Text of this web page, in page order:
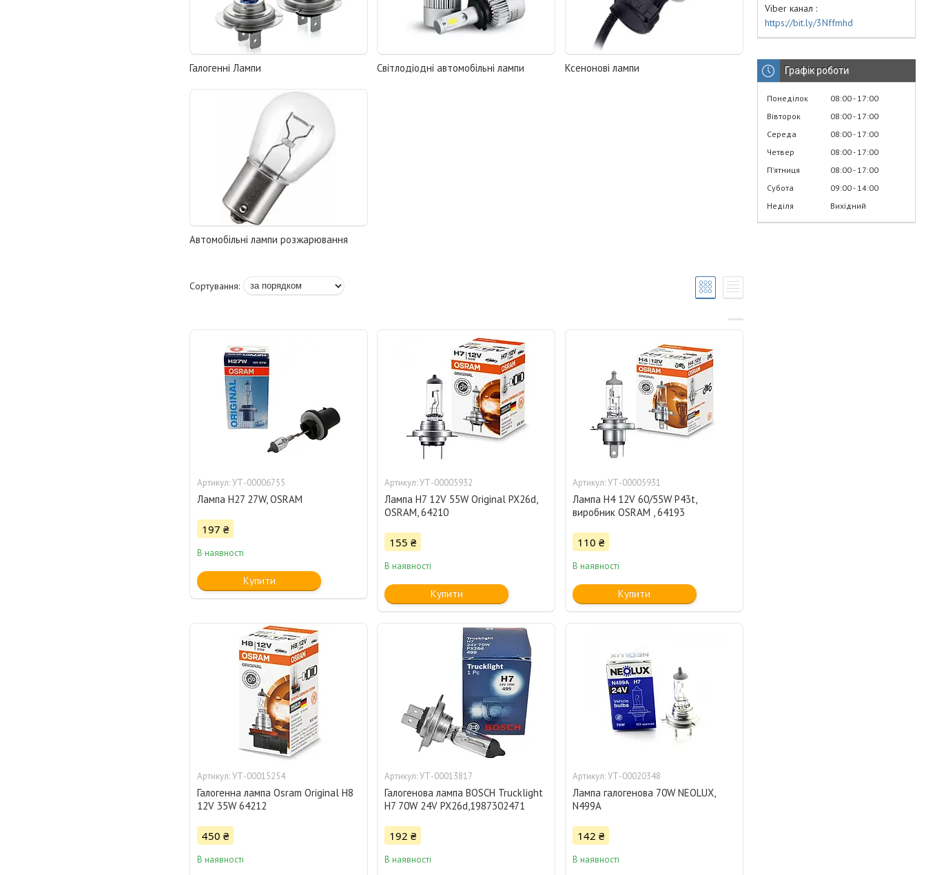
Галогенні Лампи Світлодіодні автомобільні лампи Ксенонові лампи
Автомобільні лампи розжарювання
УТ-00006755
Лампа Н27 27W, OSRAM
197 ₴
В наявності
Купити
УТ-00005932
Лампа Н7 12V 55W Original PX26d,
OSRAM, 64210
155 ₴
В наявності
Купити
УТ-00005931
Лампа H4 12V 60/55W P43t,
виробник OSRAM , 64193
110 ₴
В наявності
Купити
УТ-00015254
Галогенна лампа Osram Original H8
12V 35W 64212
450 ₴
В наявності
УТ-00013817
Галогенова лампа BOSCH Trucklight
H7 70W 24V PX26d,1987302471
192 ₴
В наявності
УТ-00020348
Лампа галогенова 70W NEOLUX,
N499A
142 ₴
В наявності
Viber канал
https://bit.ly/3Nffmhd
Графік роботи
Понеділок 08:00 17:00
Вівторок
08:00 17:00
Середа
08:00 17:00
Четвер
08:00 17:00
Пʼятниця
08:00 17:00
Субота
09:00 14:00
Неділя
Вихідний